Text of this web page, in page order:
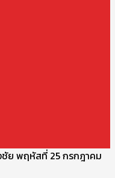
ย พฤหัสที่ 25 กรกฎาคม